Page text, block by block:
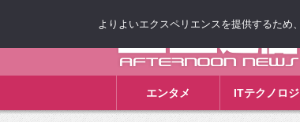
エンタメ ITテクノロ
よりよいエクスペリエンスを提供するた